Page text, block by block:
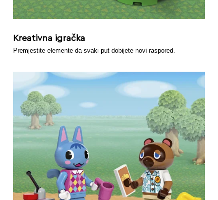
Kreativna igračka
Premjestite elemente da svaki put dobijete novi raspored.